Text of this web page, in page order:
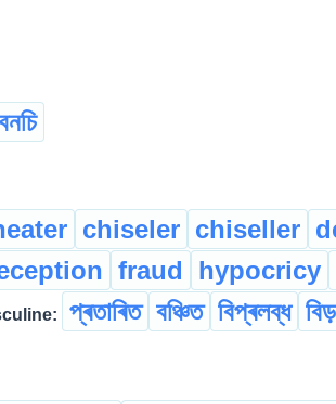
chiseler chiseller
fraud hypocricy
প্ৰতাৰিত বঞ্চিত বিপ্ৰলব্ধ